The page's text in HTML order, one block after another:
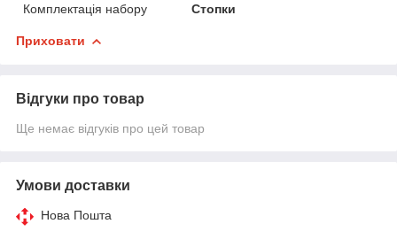
Комплектація набору
Стопки
Приховати
Відгуки про товар
Ще немає відгуків про цей товар
Умови доставки
Нова Пошта